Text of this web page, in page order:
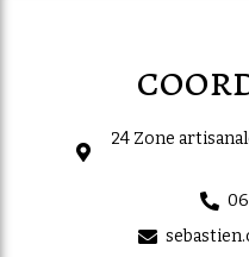
24 Zone